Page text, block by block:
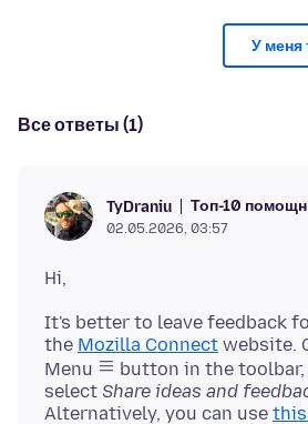
У меня
Все ответы (1)
TyDraniu Топ-10
02.05.2026, 03:57
It's better to leave feedback
the Mozilla Connect website.
Menu
button in the
select Share ideas and
Alternatively, you can use